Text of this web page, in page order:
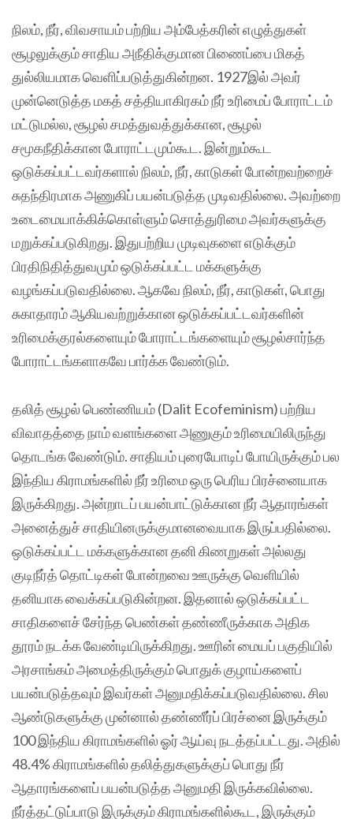
நிலம், நீர், விவசாயம் பற்றிய அம்பேத்கரின் எழுத்துகள்
சூழலுக்கும் சாதிய அநீதிக்குமான பிணைப்பை மிகத்
துல்லியமாக வெளிப்படுத்துகின்றன. 1927இல் அவர்
முன்னெடுத்த மகத் சத்தியாகிரகம் நீர் உரிமைப் போராட்டம்
மட்டுமல்ல, சூழல் சமத்துவத்துக்கான, சூழல்
சமூகநீதிக்கான போராட்டமும்கூட. இன்றும்கூட
ஒடுக்கப்பட்டவர்களால் நிலம், நீர், காடுகள் போன்றவற்றைச்
சுதந்திரமாக அணுகிப் பயன்படுத்த முடிவதில்லை. அவற்றை
உடைமையாக்கிக்கொள்ளும் சொத்துரிமை அவர்களுக்கு
மறுக்கப்படுகிறது. இதுபற்றிய முடிவுகளை எடுக்கும்
பிரதிநிதித்துவமும் ஒடுக்கப்பட்ட மக்களுக்கு
வழங்கப்படுவதில்லை. ஆகவே நிலம், நீர், காடுகள், பொது
சுகாதாரம் ஆகியவற்றுக்கான ஒடுக்கப்பட்டவர்களின்
உரிமைக்குரல்களையும் போராட்டங்களையும் சூழல்சார்ந்த
போராட்டங்களாகவே பார்க்க வேண்டும்.
தலித் சூழல் பெண்ணியம் (Dalit Ecofeminism) பற்றிய
விவாதத்தை நாம் வளங்களை அணுகும் உரிமையிலிருந்து
தொடங்க வேண்டும். சாதியம் புரையோடிப் போயிருக்கும் பல
இந்திய கிராமங்களில் நீர் உரிமை ஒரு பெரிய பிரச்னையாக
இருக்கிறது. அன்றாடப் பயன்பாட்டுக்கான நீர் ஆதாரங்கள்
அனைத்துச் சாதியினருக்குமானவையாக இருப்பதில்லை.
ஒடுக்கப்பட்ட மக்களுக்கான தனி கிணறுகள் அல்லது
குடிநீர்த் தொட்டிகள் போன்றவை ஊருக்கு வெளியில்
தனியாக வைக்கப்படுகின்றன. இதனால் ஒடுக்கப்பட்ட
சாதிகளைச் சேர்ந்த பெண்கள் தண்ணீருக்காக அதிக
தூரம் நடக்க வேண்டியிருக்கிறது. ஊரின் மையப் பகுதியில்
அரசாங்கம் அமைத்திருக்கும் பொதுக் குழாய்களைப்
பயன்படுத்தவும் இவர்கள் அனுமதிக்கப்படுவதில்லை. சில
ஆண்டுகளுக்கு முன்னால் தண்ணீர்ப் பிரச்னை இருக்கும்
100 இந்திய கிராமங்களில் ஓர் ஆய்வு நடத்தப்பட்டது. அதில்
48.4% கிராமங்களில் தலித்துகளுக்குப் பொது நீர்
ஆதாரங்களைப் பயன்படுத்த அனுமதி இருக்கவில்லை.
நீர்த்தட்டுப்பாடு இருக்கும் கிராமங்களில்கூட, இருக்கும்